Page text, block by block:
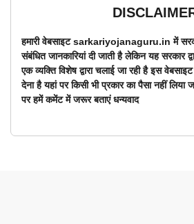
हमारी वेबसाइट sarkariyojanaguru.in में
संबंधित जानकारियां दी जाती है लेकिन यह सरकार
एक व्यक्ति विशेष द्वारा चलाई जा रही है इस
देना है यहां पर किसी भी प्रकार का पैसा नहीं
पर हमें कमेंट में जरूर बताएं धन्यवाद